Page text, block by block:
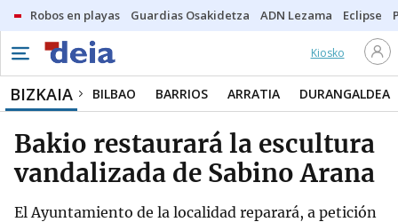
Robos en playas Guardias Osakidetza ADN Lezama Eclipse
Kiosko
BIZKAIA BILBAO BARRIOS ARRATIA DURANGALDEA
Bakio restaurará la escultura
vandalizada de Sabino Arana
El Ayuntamiento de la localidad reparará, a petición